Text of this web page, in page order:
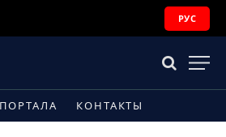
РУС
КОНТАКТЫ